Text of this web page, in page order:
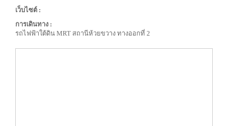
เว็บไซต์ :
การเดินทาง :
รถไฟฟ้าใต้ดิน MRT สถานีห้วยขวาง ทางออกที่ 2